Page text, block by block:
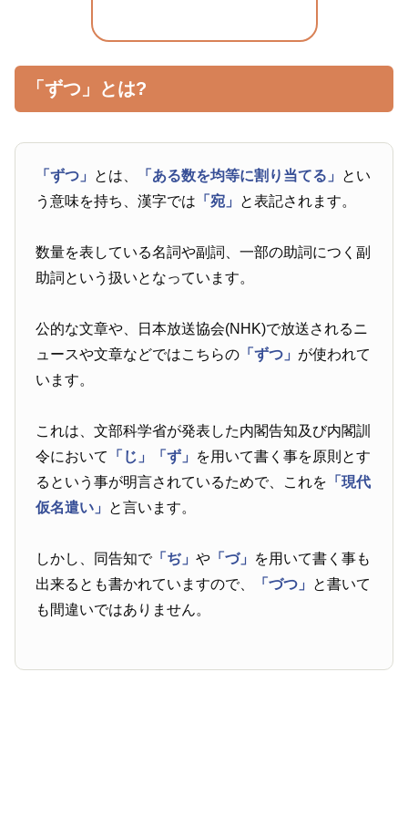
「ずつ」とは?
「ずつ」 とは、 「ある数を均等に割り当てる」 とい
う意味を持ち、漢字では 「宛」 と表記されます。
数量を表している名詞や副詞、一部の助詞につく副
助詞という扱いとなっています。
公的な文章や、日本放送協会(NHK)で放送されるニ
ュースや文章などではこちらの 「ずつ」 が使われて
います。
これは、文部科学省が発表した内閣告知及び内閣訓
令において
「じ」 「ず」 を用いて書く事を原則とす
るという事が明言されているためで、これを 「現代
仮名遣い」 と言います。
しかし、同告知で「ぢ」や 「づ」 を用いて書く事も
出来るとも書かれていますので、
「づつ」 と書いて
も間違いではありません。